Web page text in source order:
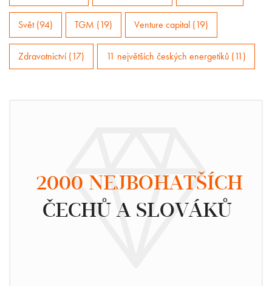
Svět (94) TGM (19) Venture capital (19)
Zdravotnictví (17) 11 největších českých energetiků (11)
2000 NEJBOHATŠÍCH
ČECHŮ A SLOVÁKŮ